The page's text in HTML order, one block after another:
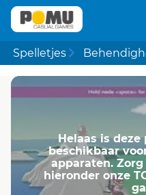
Spelletjes
Helaas is
beschikbaar
apparaten.
hieronder onze